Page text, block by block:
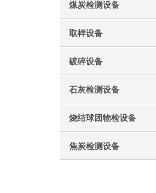
煤炭检测设备
取样设备
破碎设备
石灰检测设备
烧结球团物检设备
焦炭检测设备